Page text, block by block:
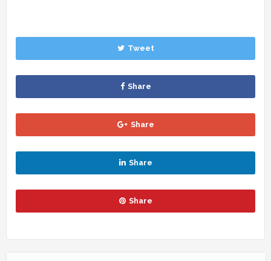
Tweet
Share
Share
Share
Share